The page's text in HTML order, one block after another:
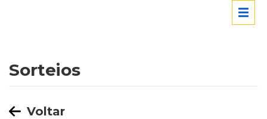
Sorteios
Voltar